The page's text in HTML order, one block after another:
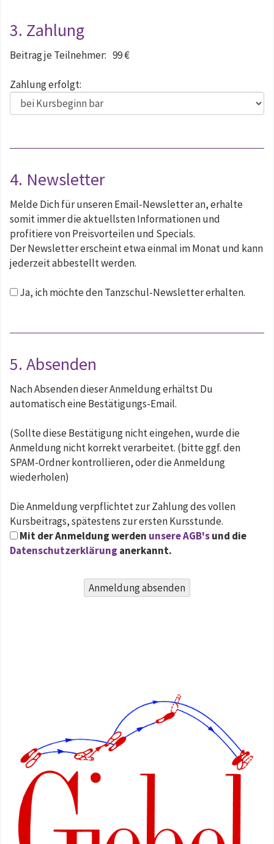
3. Zahlung
Beitrag je Teilnehmer: 99 €
Zahlung erfolgt:
4. Newsletter
Melde Dich für unseren Email-Newsletter an, erhalte
somit immer die aktuellsten Informationen und
profitiere von Preisvorteilen und Specials.
Der Newsletter erscheint etwa einmal im Monat und kann
jederzeit abbestellt werden.
Ja, ich möchte den Tanzschul-Newsletter erhalten.
5. Absenden
Nach Absenden dieser Anmeldung erhältst Du
automatisch eine Bestätigungs-Email.
(Sollte diese Bestätigung nicht eingehen, wurde die
Anmeldung nicht korrekt verarbeitet. (bitte ggf. den
SPAM-Ordner kontrollieren, oder die Anmeldung
wiederholen)
Die Anmeldung verpflichtet zur Zahlung des vollen
Kursbeitrags, spätestens zur ersten Kursstunde.
Mit der Anmeldung werden unsere AGB'sund die
Datenschutzerklärung anerkannt.